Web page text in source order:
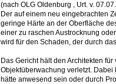
(nach OLG Oldenburg , Urt. v.
Der auf einem neu eingebrachten
geringe Härte an der Oberfläche
einer zu raschen Austrocknung
wird für den Schaden, der durch
Das Gericht hält den Architekten
Objektüberwachung verletzt.
hätte anwesend sein oder durch